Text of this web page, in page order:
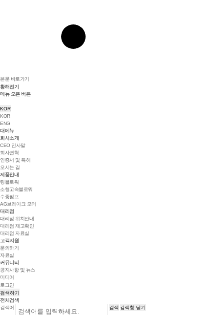
본문 바로가기
황해전기
메뉴 오픈 버튼
KOR
KOR
ENG
대메뉴
회사소개
CEO 인사말
회사연혁
인증서 및 특허
오시는 길
제품안내
링블로워
소형고속블로워
수중펌프
AG브레이크 모터
대리점
대리점 위치안내
대리점 재고확인
대리점 자료실
고객지원
문의하기
자료실
커뮤니티
공지사항 및 뉴스
미디어
로그인
검색하기
전체검색
검색어
검색 검색창 닫기